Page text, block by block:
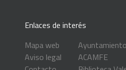
Enlaces de interés
Mapa web
Aviso legal
ACAMFE